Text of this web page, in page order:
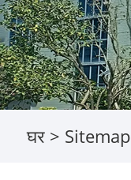
घर > Sitemap